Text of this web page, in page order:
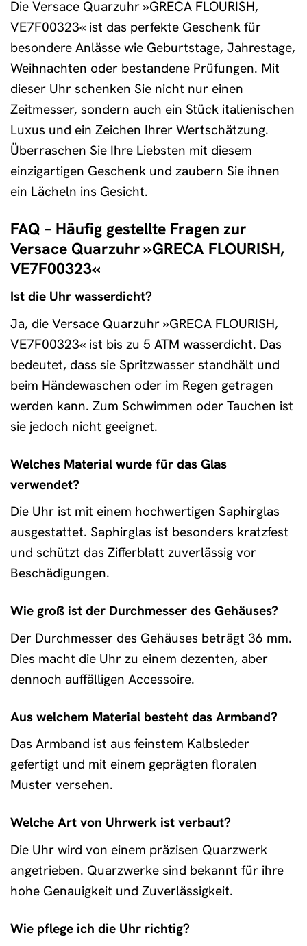
Die Versace Quarzuhr »GRECA FLOURISH,
VE7F00323« ist das perfekte Geschenk für
besondere Anlässe wie Geburtstage, Jahrestage,
Weihnachten oder bestandene Prüfungen. Mit
dieser Uhr schenken Sie nicht nur einen
Zeitmesser, sondern auch ein Stück italienischen
Luxus und ein Zeichen Ihrer Wertschätzung.
Überraschen Sie Ihre Liebsten mit diesem
einzigartigen Geschenk und zaubern Sie ihnen
ein Lächeln ins Gesicht.
FAQ – Häufig gestellte Fragen zur
Versace Quarzuhr »GRECA FLOURISH,
VE7F00323«
Ist die Uhr wasserdicht?
Ja, die Versace Quarzuhr »GRECA FLOURISH,
VE7F00323« ist bis zu 5 ATM wasserdicht. Das
bedeutet, dass sie Spritzwasser standhält und
beim Händewaschen oder im Regen getragen
werden kann. Zum Schwimmen oder Tauchen ist
sie jedoch nicht geeignet.
Welches Material wurde für das Glas
verwendet?
Die Uhr ist mit einem hochwertigen Saphirglas
ausgestattet. Saphirglas ist besonders kratzfest
und schützt das Zifferblatt zuverlässig vor
Beschädigungen.
Wie groß ist der Durchmesser des Gehäuses?
Der Durchmesser des Gehäuses beträgt 36 mm.
Dies macht die Uhr zu einem dezenten, aber
dennoch auffälligen Accessoire.
Aus welchem Material besteht das Armband?
Das Armband ist aus feinstem Kalbsleder
gefertigt und mit einem geprägten floralen
Muster versehen.
Welche Art von Uhrwerk ist verbaut?
Die Uhr wird von einem präzisen Quarzwerk
angetrieben. Quarzwerke sind bekannt für ihre
hohe Genauigkeit und Zuverlässigkeit.
Wie pflege ich die Uhr richtig?